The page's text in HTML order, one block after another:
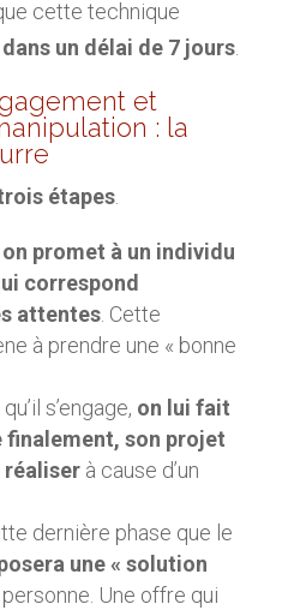
cette technique
un délai de 7 jours.
et
: la
étapes.
on promet à un individu
correspond
attentes. Cette
à prendre une « bonne
s’engage, on lui fait
finalement, son projet
réaliserà cause d’un
dernière phase que le
une « solution
Une offre qui